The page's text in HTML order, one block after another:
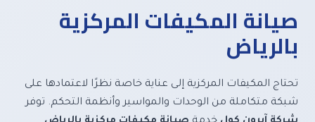
صيانة المكيفات المركزية
بالرياض
تحتاج المكيفات المركزية إلى عناية خاصة نظرًا لاعتمادها على
شبكة متكاملة من الوحدات والمواسير وأنظمة التحكم. توفر